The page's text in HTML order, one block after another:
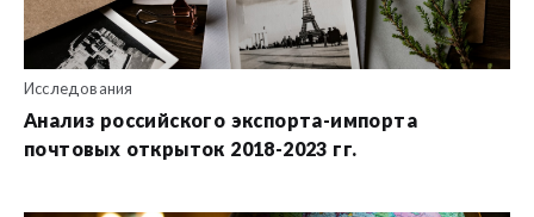
Исследования
Анализ российского экспорта-импорта
почтовых открыток 2018-2023 гг.